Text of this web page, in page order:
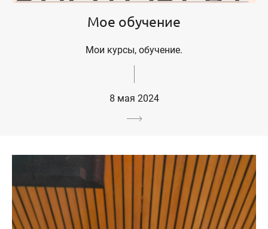
Мое обучение
Мои курсы, обучение.
8 мая 2024